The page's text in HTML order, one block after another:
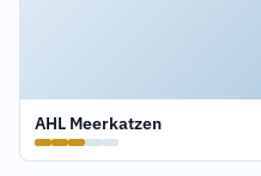
AHL Meerkatzen